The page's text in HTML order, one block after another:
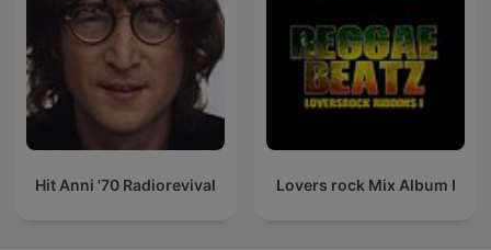
Hit Anni '70 Radiorevival Lovers rock Mix Album I